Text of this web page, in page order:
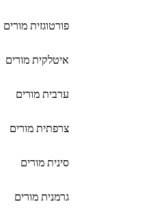
פורטוגזית מורים
איטלקית מורים
ערבית מורים
צרפתית מורים
סינית מורים
גרמנית מורים